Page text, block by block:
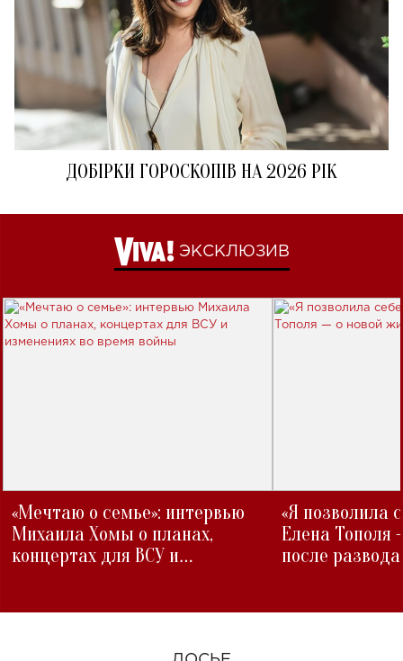
ДОБІРКИ ГОРОСКОПІВ НА 2026 РІК
ЭКСКЛЮЗИВ
«Мечтаю о семье»: интервью
Михаила Хомы о планах,
концертах для ВСУ и
«Я позволила
Елена Тополя
после развода